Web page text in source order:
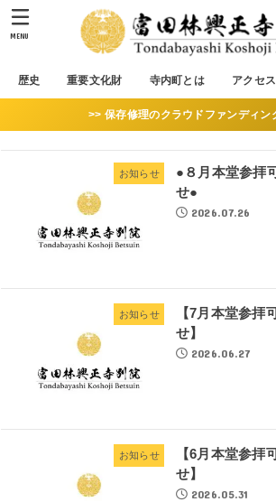
歴史 重要文化財 寺内町とは アクセス
MENU
>> 保存修理のクラウドファンディン
お知らせ
●８月本堂参拝
せ●
2026.07.26
お知らせ
【7月本堂参拝
せ】
2026.06.27
お知らせ
【6月本堂参拝
せ】
2026.05.31